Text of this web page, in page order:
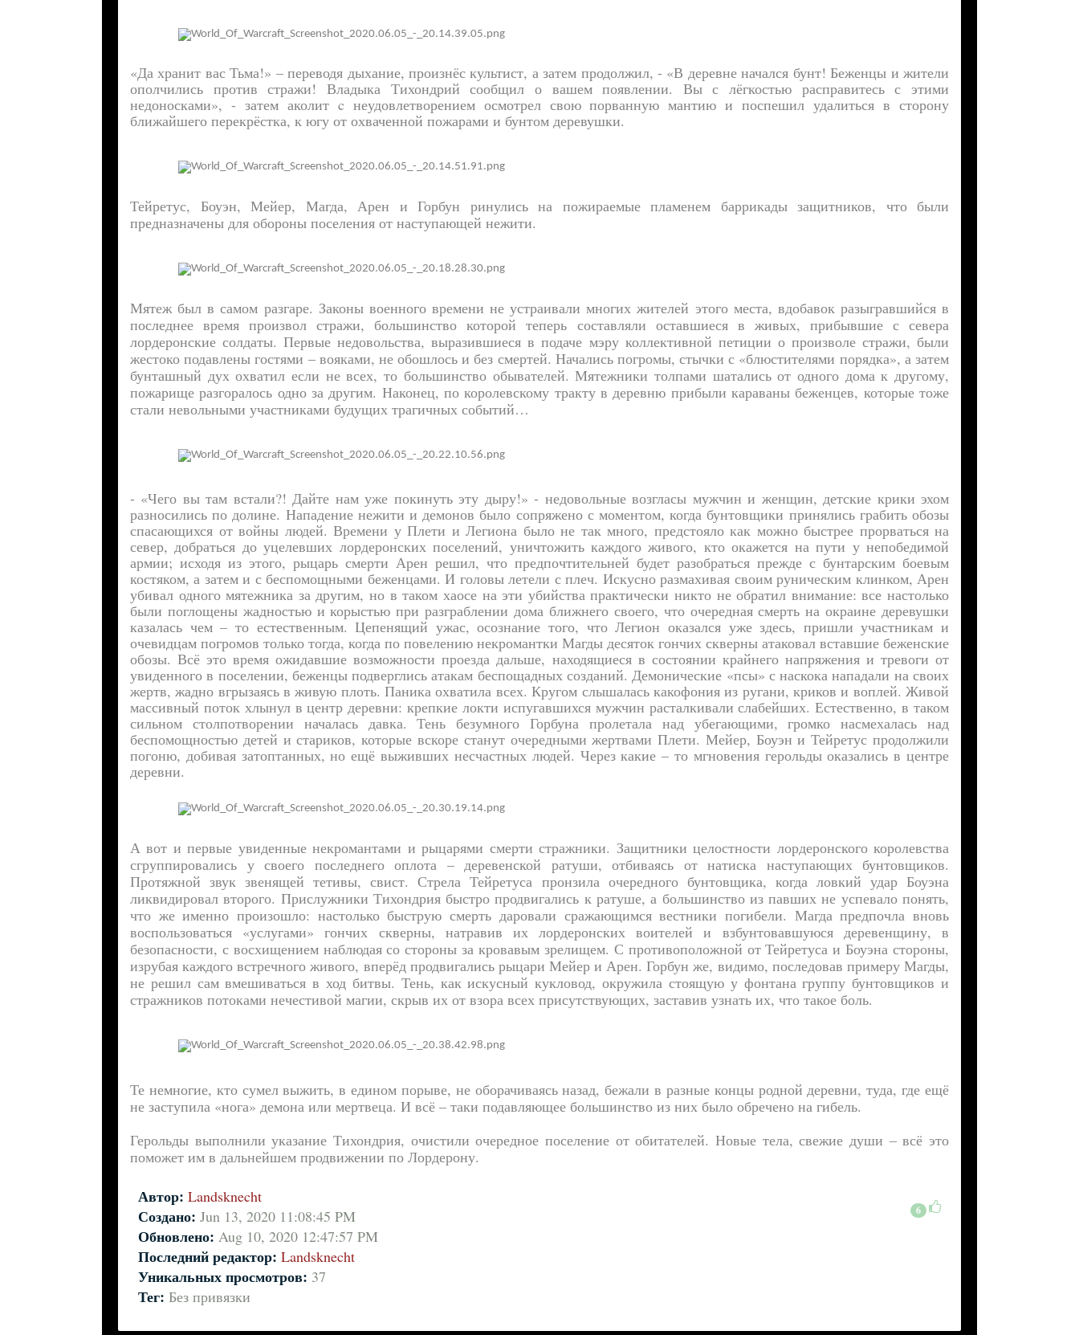
«Да хранит вас Тьма!» – переводя дыхание, произнёс культист, а затем продолжил, - «В деревне начался бунт! Беженцы и жители
ополчились против стражи! Владыка Тихондрий сообщил о вашем появлении. Вы с лёгкостью расправитесь с этими
недоносками», - затем аколит c неудовлетворением осмотрел свою порванную мантию и поспешил удалиться в сторону
ближайшего перекрёстка, к югу от охваченной пожарами и бунтом деревушки.
Тейретус, Боуэн, Мейер, Магда, Арен и Горбун ринулись на пожираемые пламенем баррикады защитников, что были
предназначены для обороны поселения от наступающей нежити.
Мятеж был в самом разгаре. Законы военного времени не устраивали многих жителей этого места, вдобавок разыгравшийся в
последнее время произвол стражи, большинство которой теперь составляли оставшиеся в живых, прибывшие с севера
лордеронские солдаты. Первые недовольства, выразившиеся в подаче мэру коллективной петиции о произволе стражи, были
жестоко подавлены гостями – вояками, не обошлось и без смертей. Начались погромы, стычки с «блюстителями порядка», а затем
бунташный дух охватил если не всех, то большинство обывателей. Мятежники толпами шатались от одного дома к другому,
пожарище разгоралось одно за другим. Наконец, по королевскому тракту в деревню прибыли караваны беженцев, которые тоже
стали невольными участниками будущих трагичных событий…
- «Чего вы там встали?! Дайте нам уже покинуть эту дыру!» - недовольные возгласы мужчин и женщин, детские крики эхом
разносились по долине. Нападение нежити и демонов было сопряжено с моментом, когда бунтовщики принялись грабить обозы
спасающихся от войны людей. Времени у Плети и Легиона было не так много, предстояло как можно быстрее прорваться на
север, добраться до уцелевших лордеронских поселений, уничтожить каждого живого, кто окажется на пути у непобедимой
армии; исходя из этого, рыцарь смерти Арен решил, что предпочтительней будет разобраться прежде с бунтарским боевым
костяком, а затем и с беспомощными беженцами. И головы летели с плеч. Искусно размахивая своим руническим клинком, Арен
убивал одного мятежника за другим, но в таком хаосе на эти убийства практически никто не обратил внимание: все настолько
были поглощены жадностью и корыстью при разграблении дома ближнего своего, что очередная смерть на окраине деревушки
казалась чем – то естественным. Цепенящий ужас, осознание того, что Легион оказался уже здесь, пришли участникам и
очевидцам погромов только тогда, когда по повелению некромантки Магды десяток гончих скверны атаковал вставшие беженские
обозы. Всё это время ожидавшие возможности проезда дальше, находящиеся в состоянии крайнего напряжения и тревоги от
увиденного в поселении, беженцы подверглись атакам беспощадных созданий. Демонические «псы» с наскока нападали на своих
жертв, жадно вгрызаясь в живую плоть. Паника охватила всех. Кругом слышалась какофония из ругани, криков и воплей. Живой
массивный поток хлынул в центр деревни: крепкие локти испугавшихся мужчин расталкивали слабейших. Естественно, в таком
сильном столпотворении началась давка. Тень безумного Горбуна пролетала над убегающими, громко насмехалась над
беспомощностью детей и стариков, которые вскоре станут очередными жертвами Плети. Мейер, Боуэн и Тейретус продолжили
погоню, добивая затоптанных, но ещё выживших несчастных людей. Через какие – то мгновения герольды оказались в центре
деревни.
А вот и первые увиденные некромантами и рыцарями смерти стражники. Защитники целостности лордеронского королевства
сгруппировались у своего последнего оплота – деревенской ратуши, отбиваясь от натиска наступающих бунтовщиков.
Протяжной звук звенящей тетивы, свист. Стрела Тейретуса пронзила очередного бунтовщика, когда ловкий удар Боуэна
ликвидировал второго. Прислужники Тихондрия быстро продвигались к ратуше, а большинство из павших не успевало понять,
что же именно произошло: настолько быструю смерть даровали сражающимся вестники погибели. Магда предпочла вновь
воспользоваться «услугами» гончих скверны, натравив их лордеронских воителей и взбунтовавшуюся деревенщину, в
безопасности, с восхищением наблюдая со стороны за кровавым зрелищем. С противоположной от Тейретуса и Боуэна стороны,
изрубая каждого встречного живого, вперёд продвигались рыцари Мейер и Арен. Горбун же, видимо, последовав примеру Магды,
не решил сам вмешиваться в ход битвы. Тень, как искусный кукловод, окружила стоящую у фонтана группу бунтовщиков и
стражников потоками нечестивой магии, скрыв их от взора всех присутствующих, заставив узнать их, что такое боль.
Те немногие, кто сумел выжить, в едином порыве, не оборачиваясь назад, бежали в разные концы родной деревни, туда, где ещё
не заступила «нога» демона или мертвеца. И всё – таки подавляющее большинство из них было обречено на гибель.
Герольды выполнили указание Тихондрия, очистили очередное поселение от обитателей. Новые тела, свежие души – всё это
поможет им в дальнейшем продвижении по Лордерону.
Автор: Landsknecht
Создано: Jun 13, 2020 11:08:45 PM
Обновлено: Aug 10, 2020 12:47:57 PM
Последний редактор: Landsknecht
Уникальных просмотров: 37
Тег: Без привязки
6